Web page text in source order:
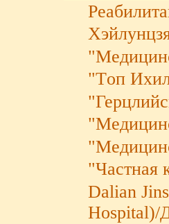
"Tоп
"Частная
Dalian
Hospital)/